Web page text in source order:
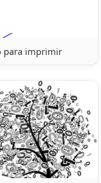
para imprimir